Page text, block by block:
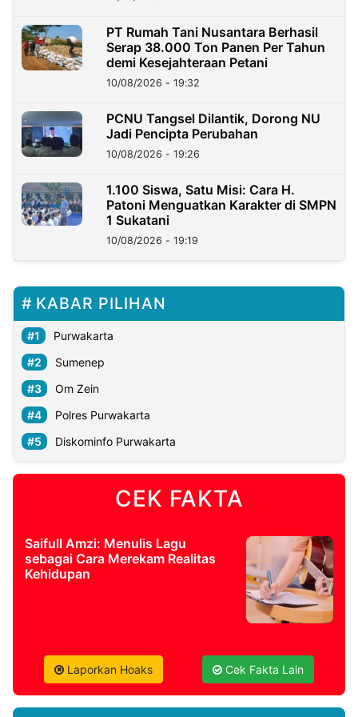
PT Rumah Tani Nusantara Berhasil
Serap 38.000 Ton Panen Per Tahun
demi Kesejahteraan Petani
10/08/2026 - 19:32
PCNU Tangsel Dilantik, Dorong NU
Jadi Pencipta Perubahan
10/08/2026 - 19:26
1.100 Siswa, Satu Misi: Cara H.
Patoni Menguatkan Karakter di SMPN
1 Sukatani
10/08/2026 - 19:19
KABAR PILIHAN
Purwakarta
Sumenep
Om Zein
Polres Purwakarta
Diskominfo Purwakarta
CEK FAKTA
Saifull Amzi: Menulis Lagu
sebagai Cara Merekam Realitas
Kehidupan
Laporkan Hoaks Cek Fakta Lain